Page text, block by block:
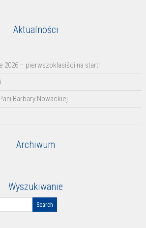
Aktualności
2026 – pierwszoklasiści na start!
Barbary Nowackiej
Archiwum
Wyszukiwanie